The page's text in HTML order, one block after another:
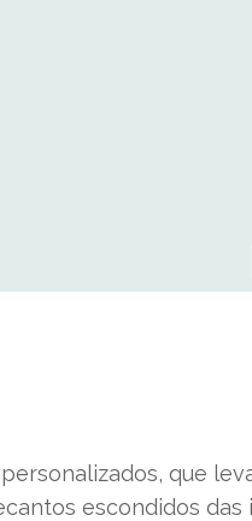
que
escondidos das